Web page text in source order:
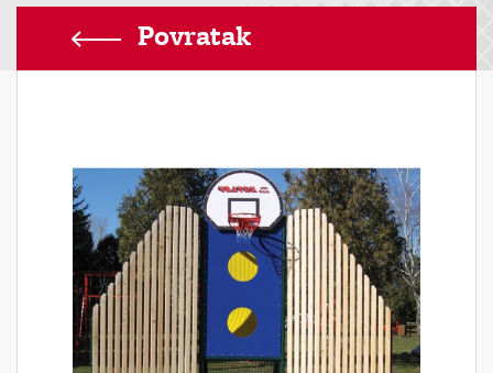
Povratak